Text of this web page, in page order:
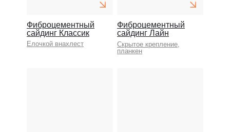
Скрытое крепление,
планкен
Фиброцементный
сайдинг Лайн
Елочкой внахлест
Фиброцементный
сайдинг Классик